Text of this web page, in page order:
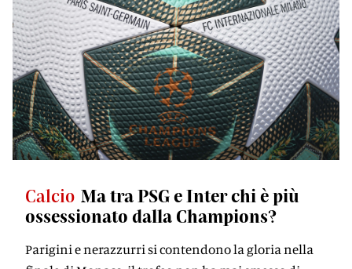
Calcio Ma tra PSG e Inter chi è più
ossessionato dalla Champions?
Parigini e nerazzurri si contendono la gloria nella